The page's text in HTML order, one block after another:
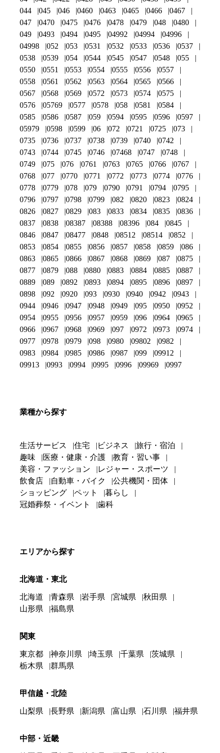
044
045 046 0460 0463 0465 0466
0467
047
0470 0475 0476 0478 0479 048
0480
049
0493 0494 0495 04992 04994
04996
04998
052 053 0531 0532 0533 0536
0537
0538
0539 054 0544 0545 0547 0548
055
0550
0551 0553 0554 0555 0556
0557
0558
0561 0562 0563 0564 0565
0566
0567
0568 0569 0572 0573 0574
0575
0576
05769 0577 0578 058 0581
0584
0585
0586 0587 059 0594 0595 0596
0597
05979
0598 0599 06 072 0721 0725
073
0735
0736 0737 0738 0739 0740
0742
0743
0744 0745 0746 07468 0747
0748
0749
075 076 0761 0763 0765 0766
0767
0768
077 0770 0771 0772 0773 0774
0776
0778
0779 078 079 0790 0791 0794
0795
0796
0797 0798 0799 082 0820 0823
0824
0826
0827 0829 083 0833 0834 0835
0836
0837
0838 08387 08388 08396 084
0845
0846
0847 08477 0848 08512 08514
0852
0853
0854 0855 0856 0857 0858 0859
086
0863
0865 0866 0867 0868 0869 087
0875
0877
0879 088 0880 0883 0884 0885
0887
0889
089 0892 0893 0894 0895 0896
0897
0898
092 0920 093 0930 0940 0942
0943
0944
0946 0947 0948 0949 095 0950
0952
0954
0955 0956 0957 0959 096 0964
0965
0966
0967 0968 0969 097 0972 0973
0974
0977
0978 0979 098 0980 09802
0982
0983
0984 0985 0986 0987 099
09912
09913
0993 0994 0995 0996 09969 0997
業種から探す
生活サービス 住宅 ビジネス
旅行・宿泊
趣味
医療・健康・介護
教育・習い事
美容・ファッション
レジャー・スポーツ
飲食店
自動車・バイク
公共機関・団体
ショッピング
ペット
暮らし
冠婚葬祭・イベント
歯科
エリアから探す
北海道・東北
北海道 青森県 岩手県 宮城県
秋田県
山形県
福島県
関東
東京都 神奈川県 埼玉県 千葉県
茨城県
栃木県
群馬県
甲信越・北陸
山梨県 長野県 新潟県 富山県 石川県 福井県
中部・近畿